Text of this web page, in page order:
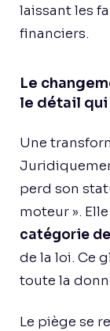
laissant les
financiers.
Le
le détail qui
Une
perd son
moteur ».
catégorie
de la loi. Ce
toute la
Le piège se